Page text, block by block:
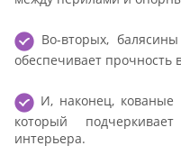
Во-вторых,
обеспечивает прочность
И, наконец, кованые
который
интерьера.